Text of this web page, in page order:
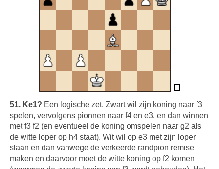
51. Ke1? Een logische zet. Zwart wil zijn koning naar f3
spelen, vervolgens pionnen naar f4 en e3, en dan winnen
met f3 f2 (en eventueel de koning omspelen naar g2 als
de witte loper op h4 staat). Wit wil op e3 met zijn loper
slaan en dan vanwege de verkeerde randpion remise
maken en daarvoor moet de witte koning op f2 komen